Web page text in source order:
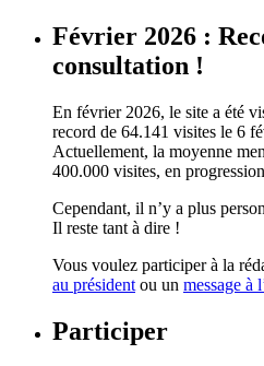
Février 2026 :
consultation !
En février 2026, le site a été
record de 64.141 visites le 6
Actuellement, la moyenne
400.000 visites, en
Cependant, il n’y a plus
Il reste tant à dire !
Vous voulez participer à la
au président ou un message à
Participer